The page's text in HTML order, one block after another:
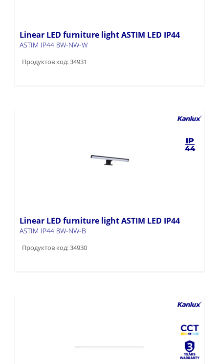
Linear LED furniture light ASTIM LED IP44
ASTIM IP44 8W-NW-W
Продуктов код: 34931
Linear LED furniture light ASTIM LED IP44
ASTIM IP44 8W-NW-B
Продуктов код: 34930